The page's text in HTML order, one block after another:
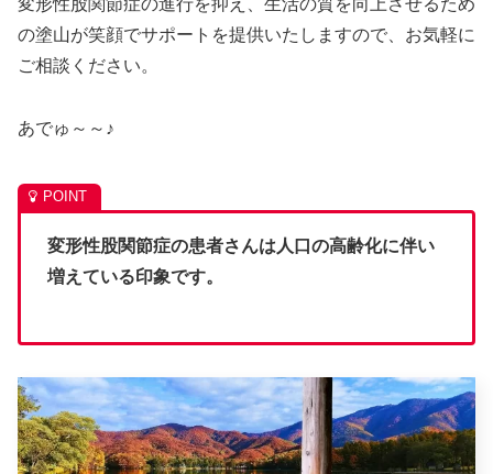
変形性股関節症の進行を抑え、生活の質を向上させるため
の塗山が笑顔でサポートを提供いたしますので、お気軽に
ご相談ください。
あでゅ～～♪
変形性股関節症の患者さんは人口の高齢化に伴い
増えている印象です。